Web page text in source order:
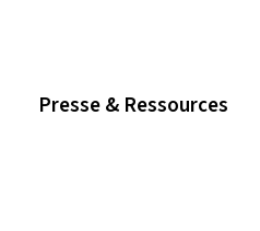
Presse & Ressources